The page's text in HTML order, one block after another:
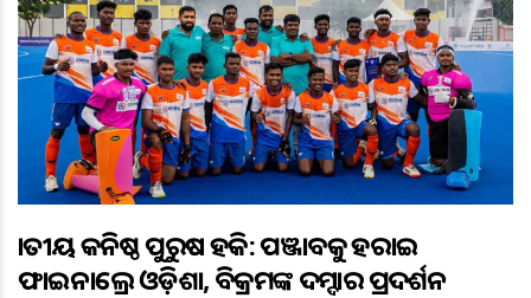
ଜାତୀୟ କନିଷ୍ଠ ପୁରୁଷ ହକି: ପଞ୍ଜାବକୁ ହରାଇ
ଫାଇନାଲ୍ରେ ଓଡ଼ିଶା, ବିକ୍ରମଙ୍କ ଦମ୍ଦାର ପ୍ରଦର୍ଶନ